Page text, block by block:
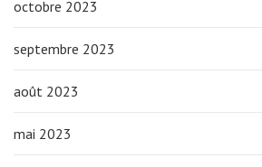
octobre 2023
septembre 2023
août 2023
mai 2023